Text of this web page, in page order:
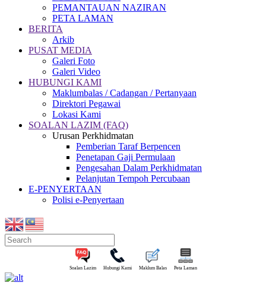
PEMANTAUAN NAZIRAN
PETA LAMAN
BERITA
Arkib
PUSAT MEDIA
Galeri Foto
Galeri Video
HUBUNGI KAMI
Maklumbalas / Cadangan / Pertanyaan
Direktori Pegawai
Lokasi Kami
SOALAN LAZIM (FAQ)
Urusan Perkhidmatan
Pemberian Taraf Berpencen
Penetapan Gaji Permulaan
Pengesahan Dalam Perkhidmatan
Pelanjutan Tempoh Percubaan
E-PENYERTAAN
Polisi e-Penyertaan
Soalan Lazim Hubungi Kami Maklum Balas Peta Laman